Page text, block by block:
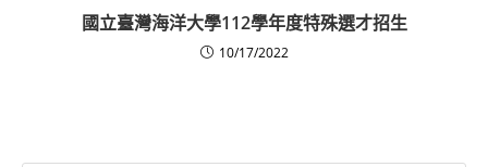
國立臺灣海洋大學112學年度特殊選才招生
10/17/2022